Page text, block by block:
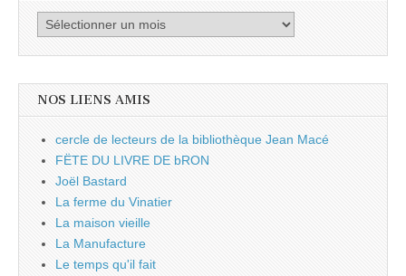
Archives
NOS LIENS AMIS
cercle de lecteurs de la bibliothèque Jean Macé
FËTE DU LIVRE DE bRON
Joël Bastard
La ferme du Vinatier
La maison vieille
La Manufacture
Le temps qu'il fait